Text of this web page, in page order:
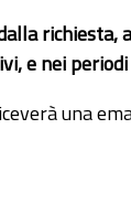
richiesta,
e nei
una